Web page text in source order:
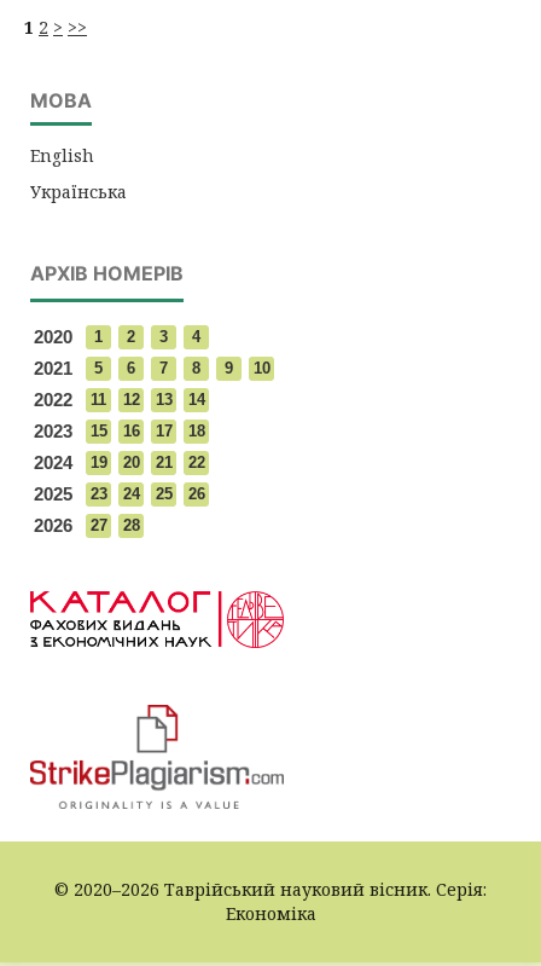
1 2 > >>
МОВА
English
Українська
АРХІВ НОМЕРІВ
2020 1 2 3 4
2021 5 6 7 8 9 10
2022 11 12 13 14
2023 15 16 17 18
2024 19 20 21 22
2025 23 24 25 26
2026 27 28
© 2020–2026 Таврійський науковий вісник. Серія:
Економіка